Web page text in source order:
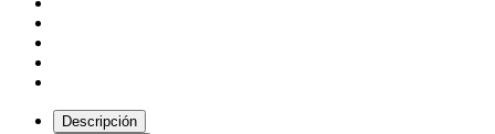
Descripción